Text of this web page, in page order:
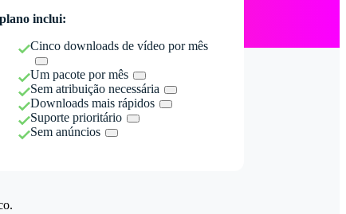
inclui:
Cinco downloads de vídeo por mês
Um pacote por mês
Sem atribuição necessária
Downloads mais rápidos
Suporte prioritário
Sem anúncios